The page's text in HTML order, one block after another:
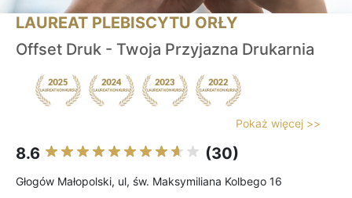
LAUREAT PLEBISCYTU ORŁY
Offset Druk - Twoja Przyjazna Drukarnia
Pokaż więcej >>
8.6 (30)
Głogów Małopolski, ul, św. Maksymiliana Kolbego 16